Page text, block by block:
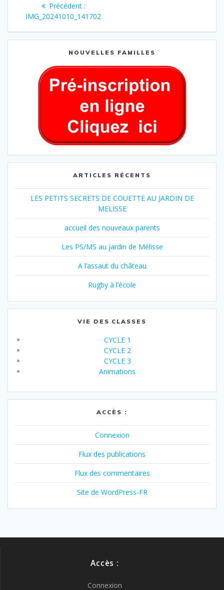
Précédent :
IMG_20241010_141702
NOUVELLES FAMILLES
ARTICLES RÉCENTS
LES PETITS SECRETS DE COUETTE AU JARDIN DE
MELISSE
accueil des nouveaux parents
Les PS/MS au jardin de Mélisse
A l’assaut du château
Rugby à l’école
VIE DES CLASSES
CYCLE 1
CYCLE 2
CYCLE 3
Animations
ACCÈS :
Connexion
Flux des publications
Flux des commentaires
Site de WordPress-FR
Accès :
Connexion